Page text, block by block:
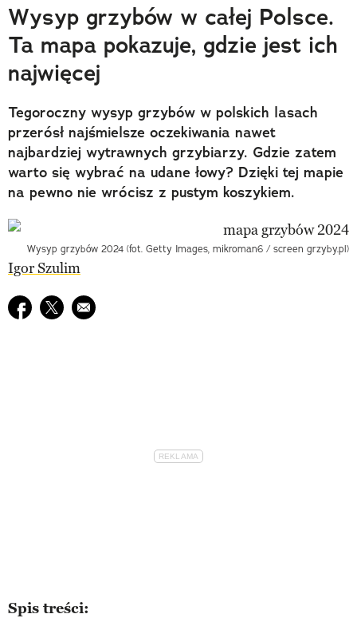
Trendbook Podróżniczy
Polecane
Wysyp grzybów w całej Polsce.
Ta mapa pokazuje, gdzie jest ich
najwięcej
Tegoroczny wysyp grzybów w polskich lasach
przerósł najśmielsze oczekiwania nawet
najbardziej wytrawnych grzybiarzy. Gdzie zatem
warto się wybrać na udane łowy? Dzięki tej mapie
na pewno nie wrócisz z pustym koszykiem.
Wysyp grzybów 2024 (fot. Getty Images, mikroman6 / screen grzyby.pl)
Igor Szulim
Udostępnij na facebook
Udostępnij na twitter
E-mail do przyjaciela
Spis treści: